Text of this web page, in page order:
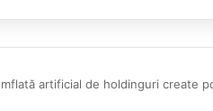
artificial de holdinguri create